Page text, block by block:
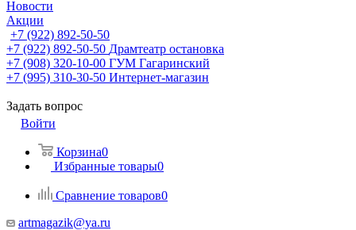
Новости
Акции
+7 (922) 892-50-50
+7 (922) 892-50-50 Драмтеатр остановка
+7 (908) 320-10-00 ГУМ Гагаринский
+7 (995) 310-30-50 Интернет-магазин
Задать вопрос
Войти
Корзина0
Избранные товары0
Сравнение товаров0
artmagazik@ya.ru